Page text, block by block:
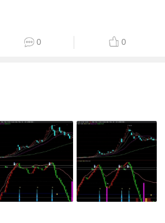
0 0